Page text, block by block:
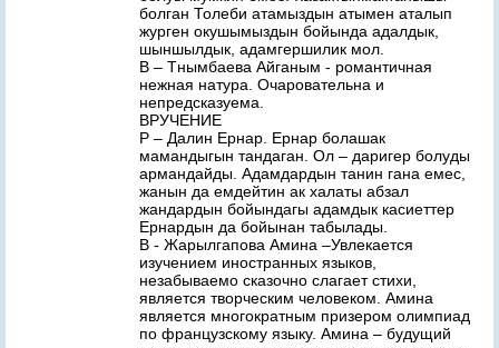
болган Толеби атамыздын атымен аталып
журген окушымыздын бойында адалдык,
шыншылдык, адамгершилик мол.
В – Тнымбаева Айганым - романтичная
нежная натура. Очаровательна и
непредсказуема.
ВРУЧЕНИЕ
Р – Далин Ернар. Ернар болашак
мамандыгын тандаган. Ол – даригер болуды
армандайды. Адамдардын танин гана емес,
жанын да емдейтин ак халаты абзал
жандардын бойындагы адамдык касиеттер
Ернардын да бойынан табылады.
В - Жарылгапова Амина –Увлекается
изучением иностранных языков,
незабываемо сказочно слагает стихи,
является творческим человеком. Амина
является многократным призером олимпиад
по французскому языку. Амина – будущий